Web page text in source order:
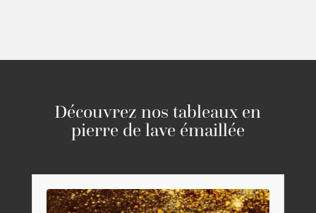
Découvrez nos tableaux en
pierre de lave émaillée